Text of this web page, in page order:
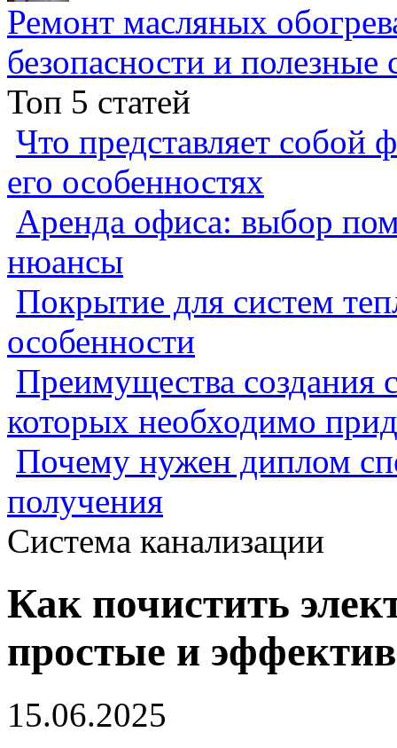
Ремонт масляных
безопасности и полезные
Топ 5 статей
Что представляет собой
его особенностях
Аренда офиса: выбор
нюансы
Покрытие для систем
особенности
Преимущества создания
которых необходимо
Почему нужен диплом
получения
Система канализации
Как почистить
простые и
15.06.2025